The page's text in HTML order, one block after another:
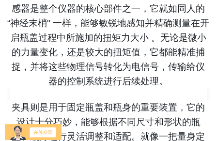
感器是整个仪器的核心部件之一，它就如同人的
“神经末梢" 一样，能够敏锐地感知并精确测量在开
启瓶盖过程中所施加的扭矩力大小 。无论是微小
的力量变化，还是较大的扭矩值，它都能精准捕
捉，并将这些物理信号转化为电信号，传输给仪
器的控制系统进行后续处理。
夹具则是用于固定瓶盖和瓶身的重要装置，它的
设计十分巧妙，能够根据不同尺寸和形状的瓶
盖、瓶身进行灵活调整和适配。就像一把量身定